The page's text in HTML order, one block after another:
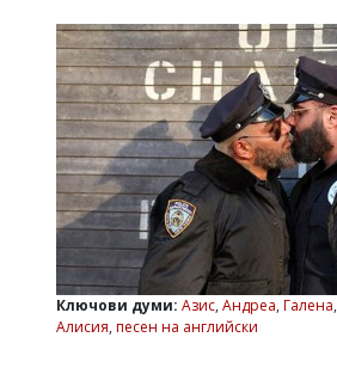
РАЗСЛЕДВАНЕ
БИЗНЕС
Управители:
Веселин
Василев,
v.vasilev@flagman.bg
Касабова,
k.kassabova@flagman.bg
Ключови думи: Азис, Андреа, Галена,
Алисия, песен на английски